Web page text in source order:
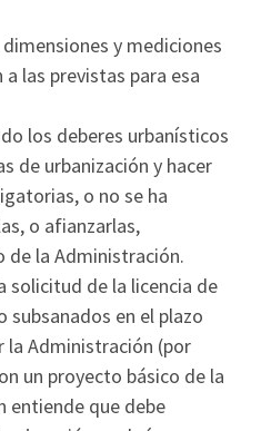
y mediciones
las previstas para esa
los deberes urbanísticos
de urbanización y hacer
o no se ha
o afianzarlas,
la Administración.
solicitud de la licencia de
subsanados en el plazo
Administración (por
un proyecto básico de la
entiende que debe